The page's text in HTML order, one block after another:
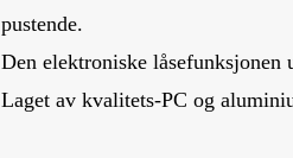
pustende.
Den elektroniske
Laget av kvalitets-PC og